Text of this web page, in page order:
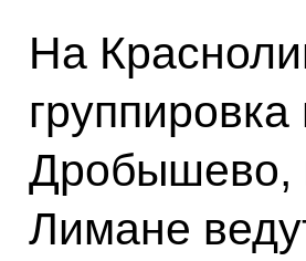
На
Дробышево,
Лимане